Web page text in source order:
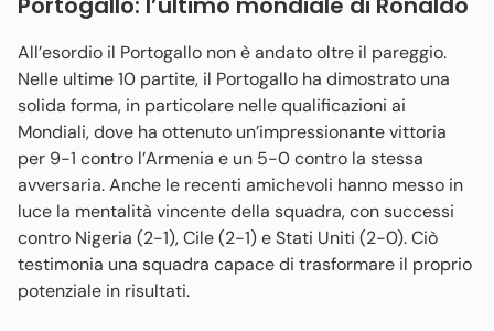
All’esordio il Portogallo non è andato oltre il pareggio.
Nelle ultime 10 partite, il Portogallo ha dimostrato una
solida forma, in particolare nelle qualificazioni ai
Mondiali, dove ha ottenuto un’impressionante vittoria
per 9-1 contro l’Armenia e un 5-0 contro la stessa
avversaria. Anche le recenti amichevoli hanno messo in
luce la mentalità vincente della squadra, con successi
contro Nigeria (2-1), Cile (2-1) e Stati Uniti (2-0). Ciò
testimonia una squadra capace di trasformare il proprio
potenziale in risultati.